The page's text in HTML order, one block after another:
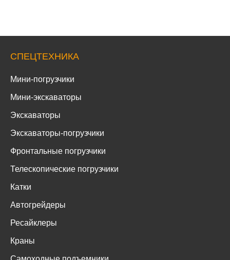
СПЕЦТЕХНИКА
Мини-погрузчики
Мини-экскаваторы
Экскаваторы
Экскаваторы-погрузчики
Фронтальные погрузчики
Телескопические погрузчики
Катки
Автогрейдеры
Ресайклеры
Краны